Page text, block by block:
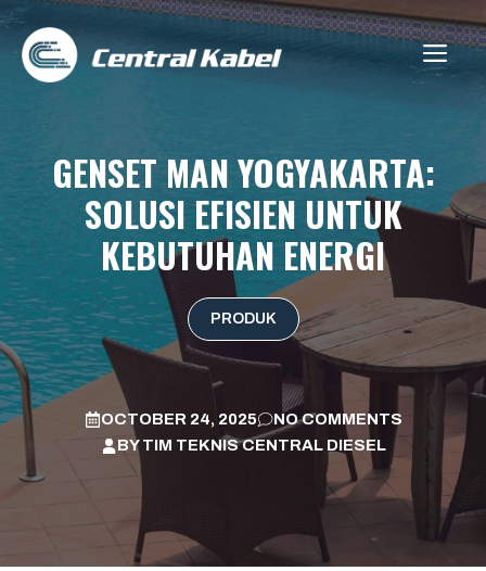
Skip
content
GENSET MAN YOGYAKARTA:
SOLUSI EFISIEN UNTUK
KEBUTUHAN ENERGI
PRODUK
OCTOBER 24, 2025
NO COMMENTS
BYTIM TEKNIS CENTRAL DIESEL